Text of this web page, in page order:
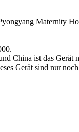
Maternity
China ist das Gerät
Gerät sind nur